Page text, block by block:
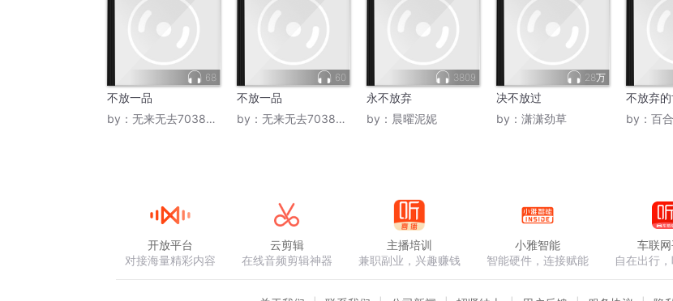
68
不放一品
by： 无来无去70387090
60
不放一品
by： 无来无去70387090
3809
永不放弃
by： 晨曜泥妮
28万
决不放过
by： 潇潇劲草
不放弃
by： 百
开放平台
对接海量精彩内容
云剪辑
在线音频剪辑神器
主播培训
兼职副业，兴趣赚钱
小雅智能
智能硬件，连接赋能
车联
自在出行